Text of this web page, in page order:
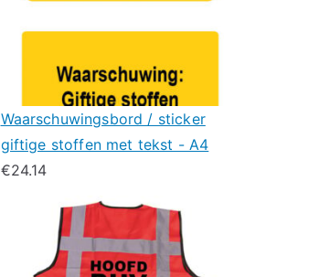
Waarschuwingsbord / sticker
giftige stoffen met tekst - A4
€24.14